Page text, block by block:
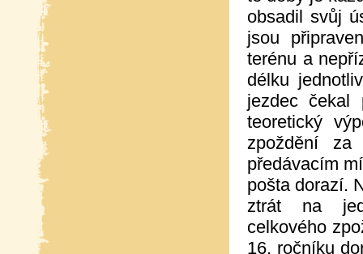
obsadil svůj
jsou
terénu a
délku
jezdec čekal
teoretický
zpoždění za
předávacím
pošta dorazí.
ztrát na
celkového
16. ročníku